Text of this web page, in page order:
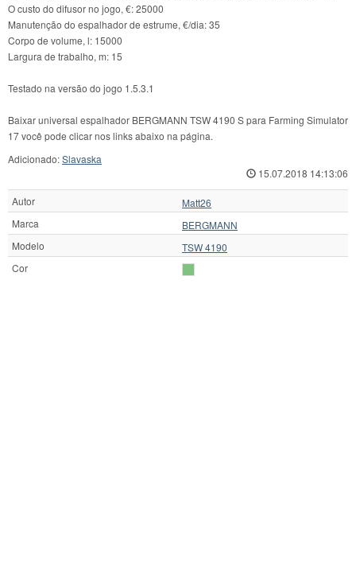
O custo do difusor no jogo, €: 25000
Manutenção do espalhador de estrume, €/dia: 35
Corpo de volume, l: 15000
Largura de trabalho, m: 15
Testado na versão do jogo 1.5.3.1
Baixar universal espalhador BERGMANN TSW 4190 S para Farming Simulator
17 você pode clicar nos links abaixo na página.
Adicionado:Slavaska
15.07.2018 14:13:06
Autor
Matt26
Marca
BERGMANN
Modelo
TSW 4190
Cor